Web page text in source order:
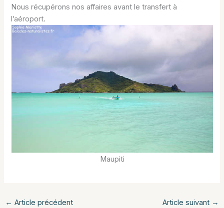
Nous récupérons nos affaires avant le transfert à
l’aéroport.
Maupiti
← Article précédent Article suivant →